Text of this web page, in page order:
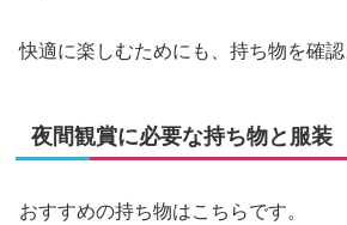
快適に楽しむためにも、持ち物を確認
夜間観賞に必要な持ち物と服装
おすすめの持ち物はこちらです。